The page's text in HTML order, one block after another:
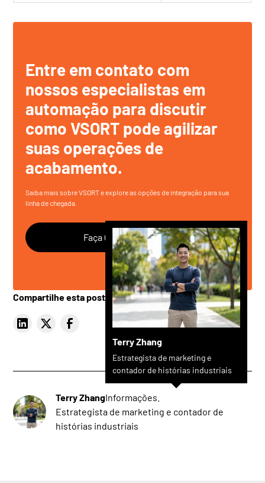
Entre em contato com
nossos especialistas em
automação para discutir
como VSORTpode agilizar
suas operações de
acabamento.
Saiba mais sobreVSORTe explore as opções de integração para sua
linha de chegada.
Faça Qualquer Pergunta
Compartilhe esta postagem
Terry Zhang
Terry Zhang
Estrategista de marketing e
contador de histórias industriais
Informações.
Estrategista de marketing e contador de
histórias industriais